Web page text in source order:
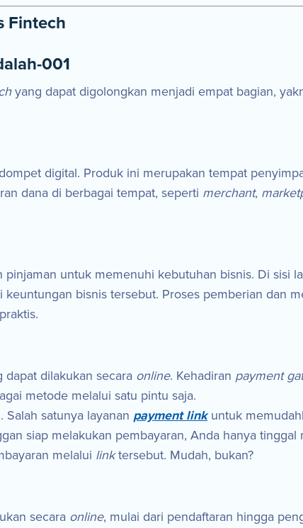
Fintech
yang dapat digolongkan menjadi empat bagian,
digital. Produk ini merupakan tempat
dana di berbagai tempat, seperti merchant,
untuk memenuhi kebutuhan bisnis. Di sisi
keuntungan bisnis tersebut. Proses pemberian dan
dapat dilakukan secara online. Kehadiran payment
metode melalui satu pintu saja.
satunya layanan payment link untuk
siap melakukan pembayaran, Anda hanya tinggal
melalui linktersebut. Mudah, bukan?
secara online, mulai dari pendaftaran hingga